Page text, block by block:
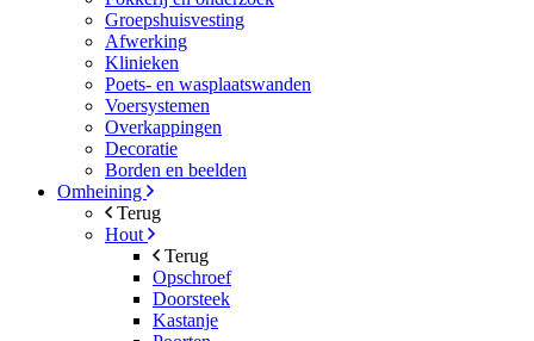
Groepshuisvesting
Afwerking
Klinieken
Poets- en wasplaatswanden
Voersystemen
Overkappingen
Decoratie
Borden en beelden
Omheining
Terug
Hout
Terug
Opschroef
Doorsteek
Kastanje